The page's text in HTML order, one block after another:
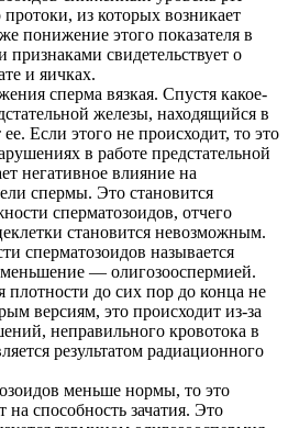
протоки, из которых возникает
понижение этого показателя в
признаками свидетельствует о
и яичках.
сперма вязкая. Спустя какое-
железы, находящийся в
Если этого не происходит, то это
в работе предстательной
негативное влияние на
спермы. Это становится
сперматозоидов, отчего
становится невозможным.
сперматозоидов называется
— олигозооспермией.
до сих пор до конца не
версиям, это происходит из-за
неправильного кровотока в
результатом радиационного
меньше нормы, то это
на способность зачатия. Это